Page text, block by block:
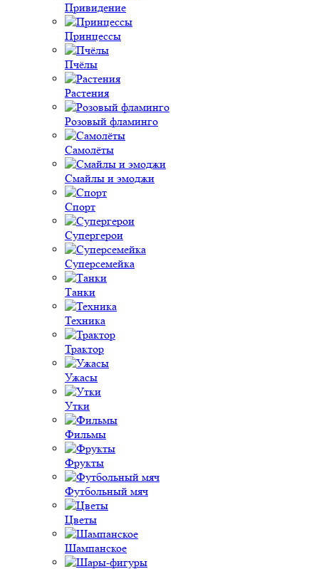
Привидение
Принцессы
Пчёлы
Растения
Розовый фламинго
Самолёты
Смайлы и эмоджи
Спорт
Супергерои
Суперсемейка
Танки
Техника
Трактор
Ужасы
Утки
Фильмы
Фрукты
Футбольный мяч
Цветы
Шампанское